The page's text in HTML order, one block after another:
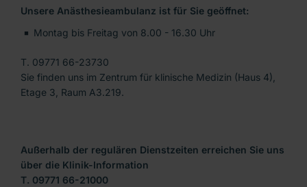
Unsere Anästhesieambulanz ist für Sie geöffnet:
Montag bis Freitag von 8.00 - 16.30 Uhr
T. 09771 66-23730
Sie finden uns im Zentrum für klinische Medizin (Haus 4),
Etage 3, Raum A3.219.
Außerhalb der regulären Dienstzeiten erreichen Sie uns
über die Klinik-Information
T. 09771 66-21000